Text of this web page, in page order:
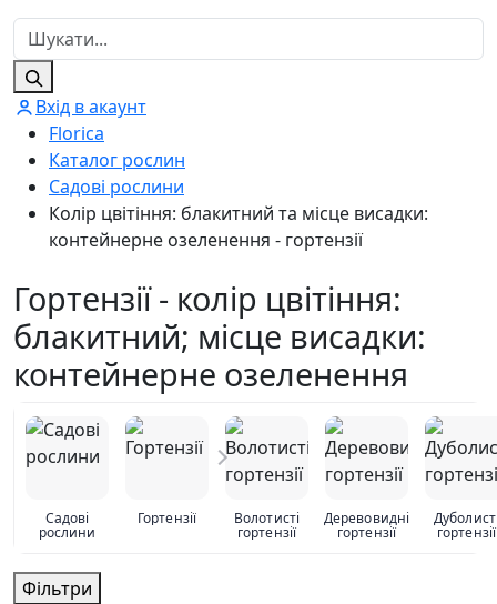
Вхід в акаунт
Florica
Каталог рослин
Садові рослини
Колір цвітіння: блакитний та місце висадки:
контейнерне озеленення - гортензії
Гортензії - колір цвітіння:
блакитний; місце висадки:
контейнерне озеленення
Садові
рослини
Гортензії Волотисті
гортензії
Деревовидні
гортензії гортензії
Фільтри